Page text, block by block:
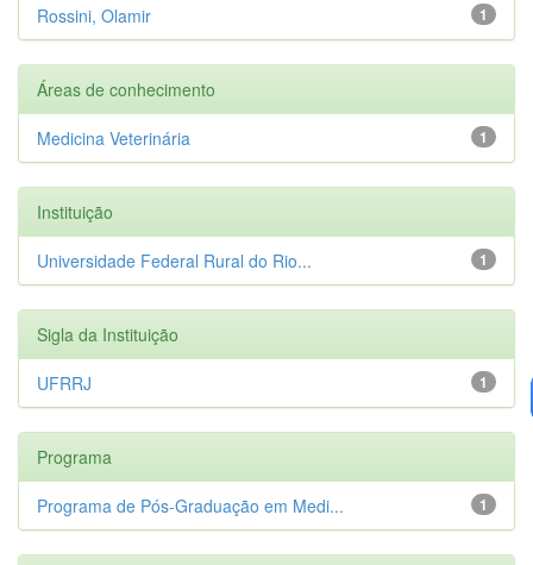
1
Rossini, Olamir
Áreas de conhecimento
1
Medicina Veterinária
Instituição
1
Universidade Federal Rural do Rio...
Sigla da Instituição
1
UFRRJ
Programa
1
Programa de Pós-Graduação em Medi...